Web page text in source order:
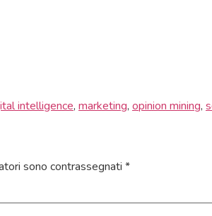
intelligence, marketing, opinion mining,
sono contrassegnati *